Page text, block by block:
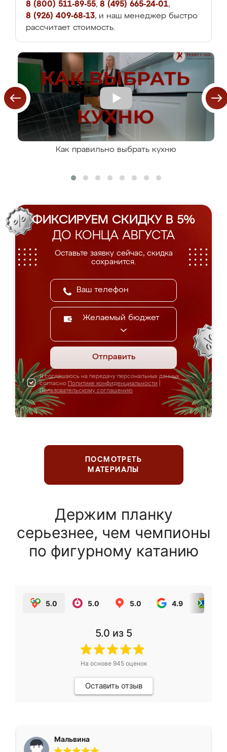
8 (800) 511-89-55, 8 (495) 665-24-01,
8 (926) 409-68-13, и наш менеджер быстро
рассчитает стоимость.
Как правильно выбрать кухню
ФИКСИРУЕМ СКИДКУ В 5%
ДО КОНЦА АВГУСТА
Оставьте заявку сейчас, скидка
сохранится.
Желаемый бюджет
Отправить
Я соглашаюсь на передачу персональных данных
согласно Политике конфиденциальности
Пользовательскому соглашению
ПОСМОТРЕТЬ
МАТЕРИАЛЫ
Держим планку
серьезнее, чем чемпионы
по фигурному катанию
5.0 5.0 5.0 4.9
5.0 из 5
На основе 945оценок
Оставить отзыв
Мальвина